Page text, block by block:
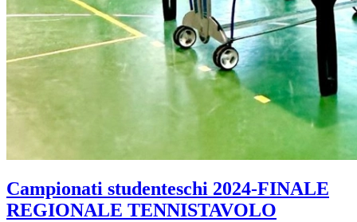
Campionati studenteschi 2024-FINALE
REGIONALE TENNISTAVOLO